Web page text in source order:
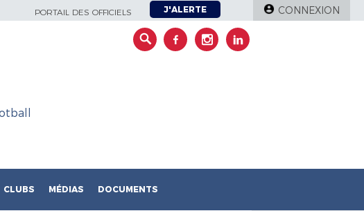
PORTAIL DES OFFICIELS J'ALERTE CONNEXION
CLUBS MÉDIAS DOCUMENTS